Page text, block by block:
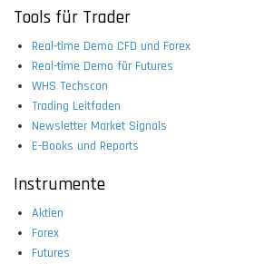
Tools für Trader
Real-time Demo CFD und Forex
Real-time Demo für Futures
WHS Techscan
Trading Leitfaden
Newsletter Market Signals
E-Books und Reports
Instrumente
Aktien
Forex
Futures